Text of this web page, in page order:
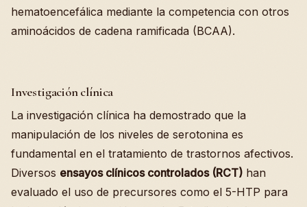
hematoencefálica mediante la competencia con otros
aminoácidos de cadena ramificada (BCAA).
Investigación clínica
La investigación clínica ha demostrado que la
manipulación de los niveles de serotonina es
fundamental en el tratamiento de trastornos afectivos.
Diversos ensayos clínicos controlados (RCT) han
evaluado el uso de precursores como el 5-HTP para